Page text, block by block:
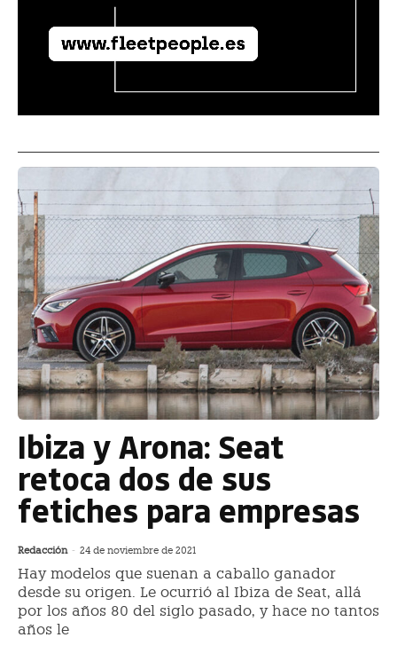
Ibiza y Arona: Seat
retoca dos de sus
fetiches para empresas
Redacción - 24 de noviembre de 2021
Hay modelos que suenan a caballo ganador
desde su origen. Le ocurrió al Ibiza de Seat, allá
por los años 80 del siglo pasado, y hace no tantos
años le